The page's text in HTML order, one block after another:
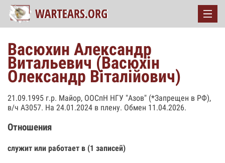
Васюхин Александр
Витальевич (Васюхін
Олександр Віталійович)
21.09.1995 г.р. Майор, ООСпН НГУ "Азов" (*Запрещен в РФ),
в/ч А3057. На 24.01.2024 в плену. Обмен 11.04.2026.
Отношения
служит или работает в (1 записей)